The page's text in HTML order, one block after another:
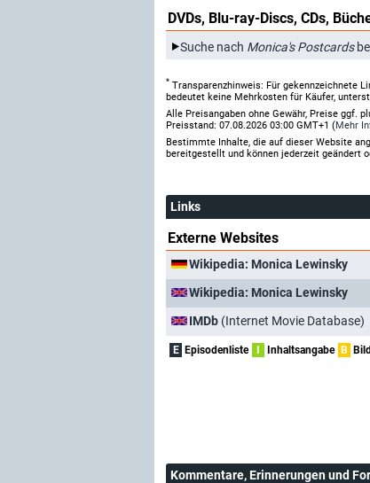
DVDs, Blu-ray-Discs, CDs,
Suche nach Monica's Postcards
* Transparenzhinweis: Für gekennzeichnete
bedeutet keine Mehrkosten für Käufer,
Alle Preisangaben ohne Gewähr, Preise ggf.
Preisstand: 07.08.2026 03:00 GMT+1 (Mehr
Bestimmte Inhalte, die auf dieser Website
bereitgestellt und können jederzeit geändert
Links
Externe Websites
Wikipedia: Monica Lewinsky
Wikipedia: Monica Lewinsky
IMDb (Internet Movie Database)
E Episodenliste I Inhaltsangabe B
Kommentare, Erinnerungen und